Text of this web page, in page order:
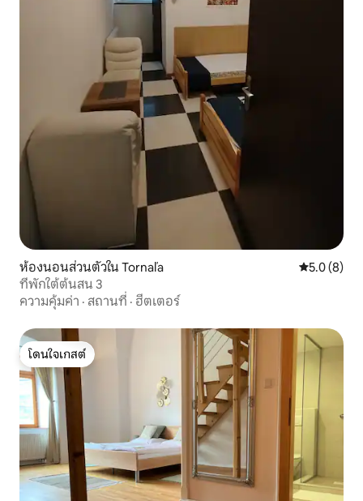
ห้องนอนส่วนตัวใน Tornaľa คะแนนเฉลี่
5.0 (8)
ที่พักใต้ต้นสน 3
ความคุ้มค่า · สถานที่ · ฮีตเตอร์
โดนใจเกสต์
โดนใจเกสต์